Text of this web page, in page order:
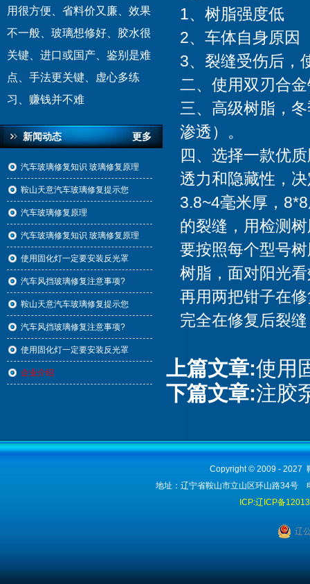
用很方便、省料价又廉、效果
不一般、玻璃想修好、胶水很
关键、进口或国产、鉴别是难
点、手法更关键、虚心多练
习、赚钱并不难
更多
新闻动态
汽车玻璃修复知识 玻璃修复原理
鞍山天意汽车玻璃修复提示您
汽车玻璃修复原理
汽车玻璃修复知识 玻璃修复原理
使用固化灯一定要安装反光罩
汽车风挡玻璃修复注意事项?
鞍山天意汽车玻璃修复提示您
汽车风挡玻璃修复注意事项?
使用固化灯一定要安装反光罩
企业介绍
1、树脂强度低
2、车体自身原因
3、裂缝受伤后，
二、使用双刃合
三、高级树脂，
渗透）。
四、选择一款优
透力和隐藏性，
3.8~4毫米厚，
的裂缝，用检测
要按照每个型号
树脂，面对阳光
再用两把钳子在
完全在修复后裂
上篇文章:使用
下篇文章:注胶
Copyright © 2009 - 2027
地址：辽宁省鞍山市立山区环山路34
ICP:辽ICP备
辽